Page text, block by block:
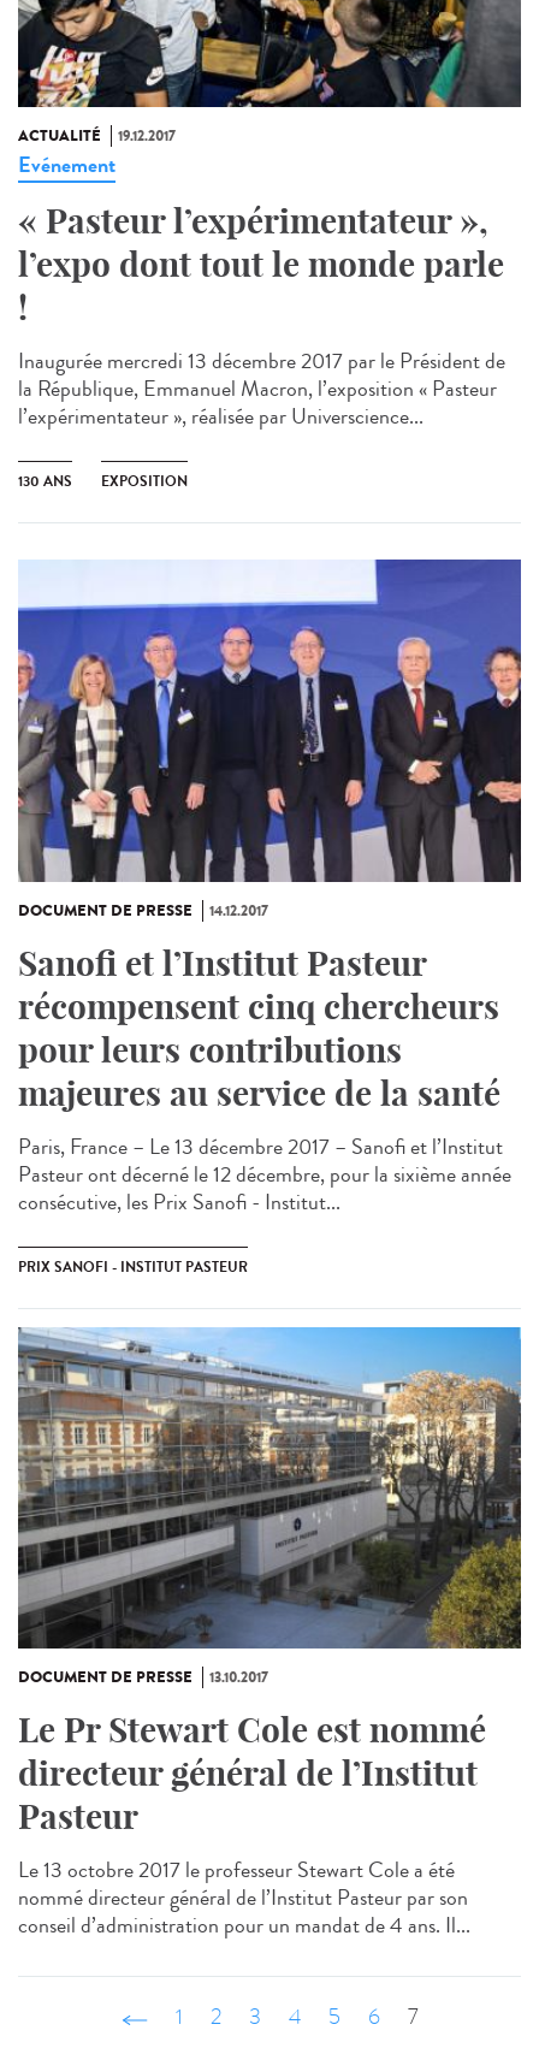
ACTUALITÉ 19.12.2017
Evénement
« Pasteur l’expérimentateur »,
l’expo dont tout le monde parle
!
Inaugurée mercredi 13 décembre 2017 par le Président de
la République, Emmanuel Macron, l’exposition « Pasteur
l’expérimentateur », réalisée par Universcience...
130 ANS EXPOSITION
DOCUMENT DE PRESSE 14.12.2017
Sanofi et l’Institut Pasteur
récompensent cinq chercheurs
pour leurs contributions
majeures au service de la santé
Paris, France – Le 13 décembre 2017 – Sanofi et l’Institut
Pasteur ont décerné le 12 décembre, pour la sixième année
consécutive, les Prix Sanofi - Institut...
PRIX SANOFI - INSTITUT PASTEUR
DOCUMENT DE PRESSE 13.10.2017
Le Pr Stewart Cole est nommé
directeur général de l’Institut
Pasteur
Le 13 octobre 2017 le professeur Stewart Cole a été
nommé directeur général de l’Institut Pasteur par son
conseil d’administration pour un mandat de 4 ans. Il...
‹ précédent
1 2 3 4 5 6 7